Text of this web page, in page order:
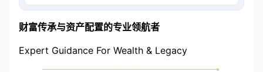
持有人提供最长5年多次往返签证